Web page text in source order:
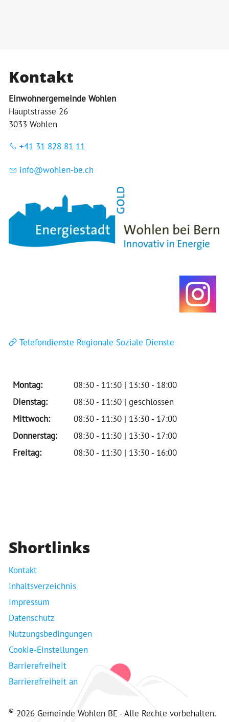
Kontakt
Einwohnergemeinde Wohlen
Hauptstrasse 26
3033 Wohlen
+41 31 828 81 11
nf w hl n-b ch
Telefondienste Regionale Soziale Dienste
Montag:
08:30 - 11:30 | 13:30 - 18:00
Dienstag:
08:30 - 11:30 | geschlossen
Mittwoch:
08:30 - 11:30 | 13:30 - 17:00
Donnerstag:
08:30 - 11:30 | 13:30 - 17:00
Freitag:
08:30 - 11:30 | 13:30 - 16:00
Shortlinks
Kontakt
Inhaltsverzeichnis
Impressum
Datenschutz
Nutzungsbedingungen
Cookie-Einstellungen
Barrierefreiheit
Barrierefreiheit an
© 2026 Gemeinde Wohlen BE - Alle Rechte vorbehalten.